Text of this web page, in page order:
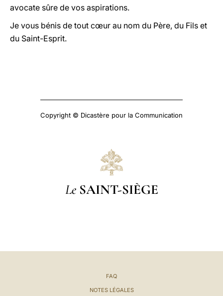
avocate sûre de vos aspirations.
Je vous bénis de tout cœur au nom du Père, du Fils et
du Saint-Esprit.
Copyright © Dicastère pour la Communication
Le SAINT-SIÈGE
FAQ
NOTES LÉGALES